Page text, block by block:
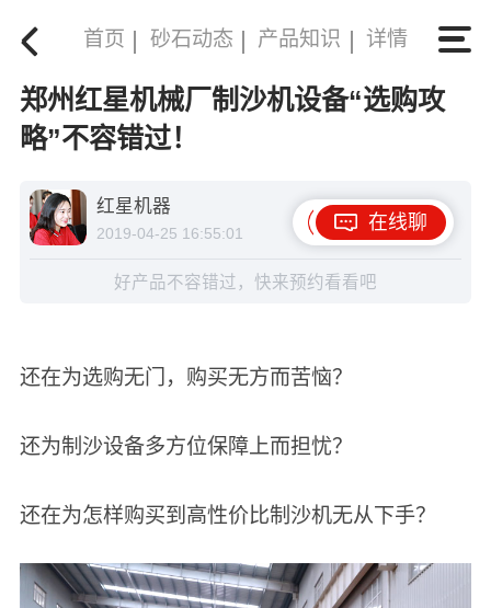
首页 砂石动态 产品知识 详情
郑州红星机械厂制沙机设备“选购攻
略”不容错过！
红星机器
2019-04-25 16:55:01
在线聊
好产品不容错过，快来预约看看吧
还在为选购无门，购买无方而苦恼？
还为制沙设备多方位保障上而担忧？
还在为怎样购买到高性价比制沙机无从下手？